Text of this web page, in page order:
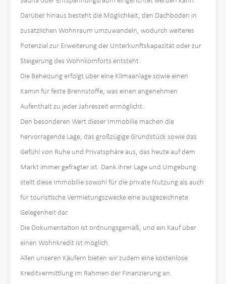
Darüber hinaus besteht die Möglichkeit, den Dachboden in
zusätzlichen Wohnraum umzuwandeln, wodurch weiteres
Potenzial zur Erweiterung der Unterkunftskapazität oder zur
Steigerung des Wohnkomforts entsteht.
Die Beheizung erfolgt über eine Klimaanlage sowie einen
Kamin für feste Brennstoffe, was einen angenehmen
Aufenthalt zu jeder Jahreszeit ermöglicht.
Den besonderen Wert dieser Immobilie machen die
hervorragende Lage, das großzügige Grundstück sowie das
Gefühl von Ruhe und Privatsphäre aus, das heute auf dem
Markt immer gefragter ist. Dank ihrer Lage und Umgebung
stellt diese Immobilie sowohl für die private Nutzung als auch
für touristische Vermietungszwecke eine ausgezeichnete
Gelegenheit dar.
Die Dokumentation ist ordnungsgemäß, und ein Kauf über
einen Wohnkredit ist möglich.
Allen unseren Käufern bieten wir zudem eine kostenlose
Kreditvermittlung im Rahmen der Finanzierung an.